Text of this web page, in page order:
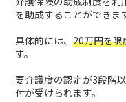
を助成することができま
具体的には、 20万円を限
す。
要介護度の認定が3段階
付が受けられます。